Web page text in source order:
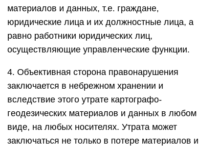
материалов и данных, т.е. граждане,
юридические лица и их должностные лица, а
равно работники юридических лиц,
осуществляющие управленческие функции.
4. Объективная сторона правонарушения
заключается в небрежном хранении и
вследствие этого утрате картографо-
геодезических материалов и данных в любом
виде, на любых носителях. Утрата может
заключаться не только в потере материалов и